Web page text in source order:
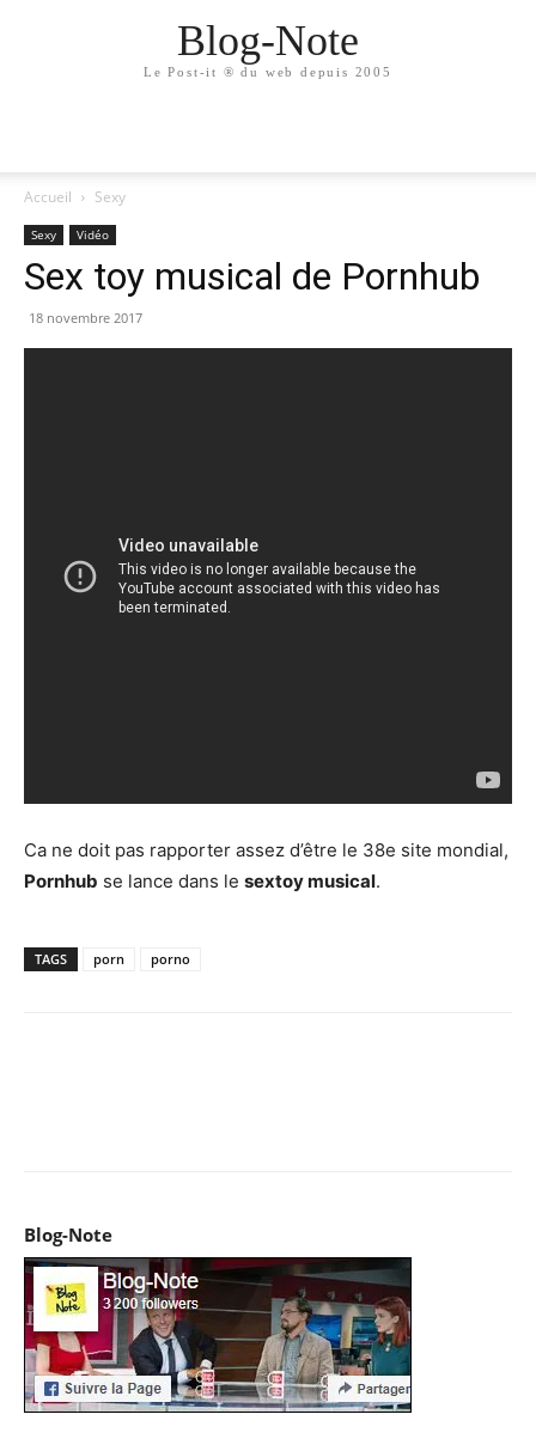
Blog-Note
Le Post-it ® du web depuis 2005
Accueil Sexy
Sexy Vidéo
Sex toy musical de Pornhub
18 novembre 2017
Ca ne doit pas rapporter assez d’être le 38e site mondial,
Pornhub se lance dans le sextoy musical.
TAGS porn porno
Blog-Note